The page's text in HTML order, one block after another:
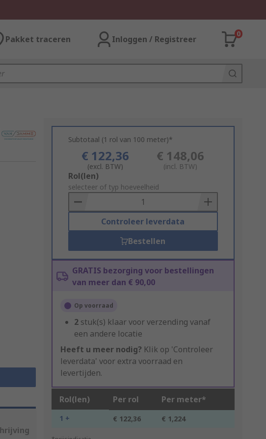
Pakket traceren Inloggen / Registreer
0
Subtotaal (1 rol van 100 meter)*
€ 122,36
(excl. BTW)
€ 148,06
(incl. BTW)
Add
to
Basket
Rol(len)
selecteer of typ hoeveelheid
Controleer leverdata
Bestellen
GRATIS bezorging voor bestellingen
van meer dan € 90,00
Op voorraad
2 stuk(s) klaar voor verzending vanaf
een andere locatie
Heeft u meer nodig? Klik op 'Controleer
leverdata' voor extra voorraad en
levertijden.
Rol(len) Per rol Per meter*
1 + € 122,36 € 1,224